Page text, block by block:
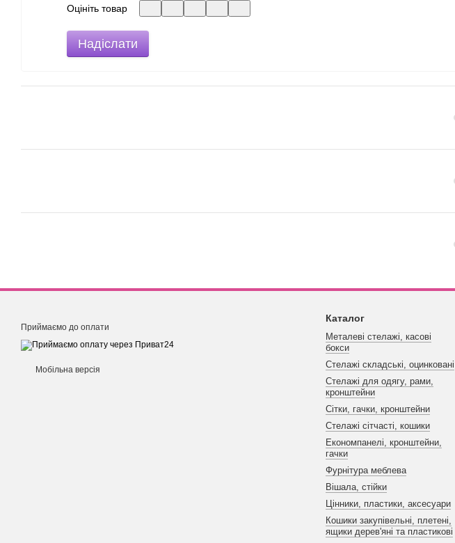
Оцініть товар
Надіслати
Приймаємо до оплати
Мобільна версія
Каталог
Металеві стелажі, касові
бокси
Стелажі складські, оцинковані
Стелажі для одягу, рами,
кронштейни
Сітки, гачки, кронштейни
Стелажі сітчасті, кошики
Економпанелі, кронштейни,
гачки
Фурнітура меблева
Вішала, стійки
Цінники, пластики, аксесуари
Кошики закупівельні, плетені,
ящики дерев'яні та пластикові